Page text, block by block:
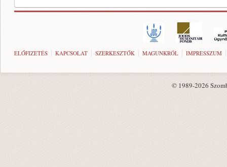
ELŐFIZETÉS KAPCSOLAT SZERKESZTŐK MAGUNKRÓL IMPRESSZUM
© 1989-2026